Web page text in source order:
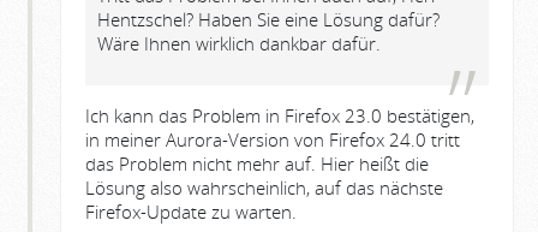
Hentzschel? Haben Sie eine Lösung dafür?
Wäre Ihnen wirklich dankbar dafür.
Ich kann das Problem in Firefox 23.0 bestätigen,
in meiner Aurora-Version von Firefox 24.0 tritt
das Problem nicht mehr auf. Hier heißt die
Lösung also wahrscheinlich, auf das nächste
Firefox-Update zu warten.